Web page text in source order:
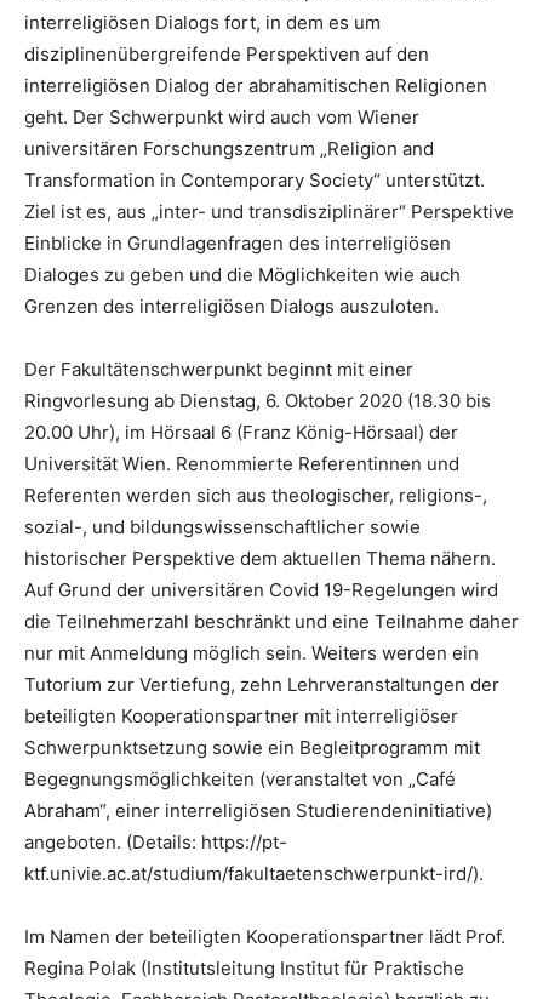
interreligiösen Dialogs fort, in dem es um
disziplinenübergreifende Perspektiven auf den
interreligiösen Dialog der abrahamitischen Religionen
geht. Der Schwerpunkt wird auch vom Wiener
universitären Forschungszentrum „Religion and
Transformation in Contemporary Society“ unterstützt.
Ziel ist es, aus „inter- und transdisziplinärer“ Perspektive
Einblicke in Grundlagenfragen des interreligiösen
Dialoges zu geben und die Möglichkeiten wie auch
Grenzen des interreligiösen Dialogs auszuloten.
Der Fakultätenschwerpunkt beginnt mit einer
Ringvorlesung ab Dienstag, 6. Oktober 2020 (18.30 bis
20.00 Uhr), im Hörsaal 6 (Franz König-Hörsaal) der
Universität Wien. Renommierte Referentinnen und
Referenten werden sich aus theologischer, religions-,
sozial-, und bildungswissenschaftlicher sowie
historischer Perspektive dem aktuellen Thema nähern.
Auf Grund der universitären Covid 19-Regelungen wird
die Teilnehmerzahl beschränkt und eine Teilnahme daher
nur mit Anmeldung möglich sein. Weiters werden ein
Tutorium zur Vertiefung, zehn Lehrveranstaltungen der
beteiligten Kooperationspartner mit interreligiöser
Schwerpunktsetzung sowie ein Begleitprogramm mit
Begegnungsmöglichkeiten (veranstaltet von „Café
Abraham“, einer interreligiösen Studierendeninitiative)
angeboten. (Details: https://pt-
ktf.univie.ac.at/studium/fakultaetenschwerpunkt-ird/).
Im Namen der beteiligten Kooperationspartner lädt Prof.
Regina Polak (Institutsleitung Institut für Praktische